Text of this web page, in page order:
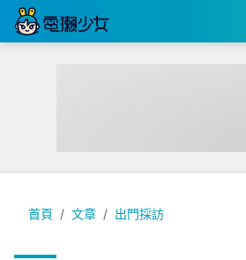
首頁 文章 出門採訪
[出門] 新一代『Moto Z2 Play』與